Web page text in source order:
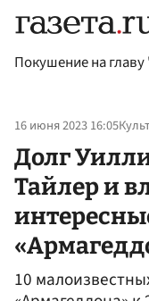
Покушение на
16 июня 2023 16:05
Долг
Тайлер и
10